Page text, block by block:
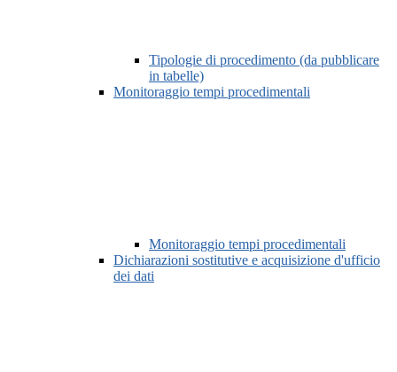
Tipologie di procedimento (da pubblicare
in tabelle)
Monitoraggio tempi procedimentali
Monitoraggio tempi procedimentali
Dichiarazioni sostitutive e acquisizione d'ufficio
dei dati